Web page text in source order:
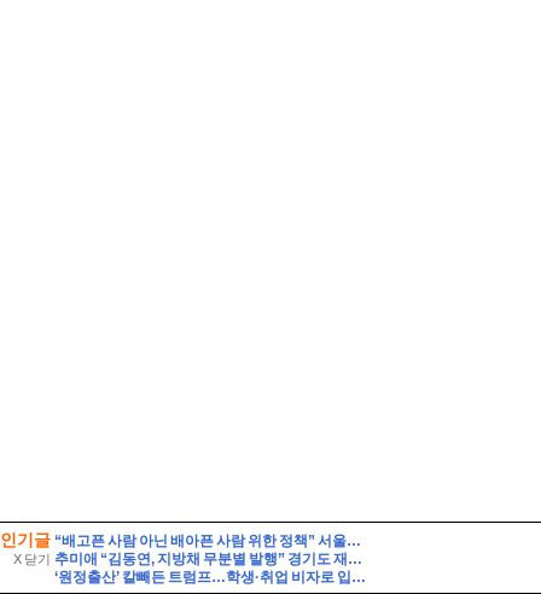
인기글
X 닫기
“배고픈 사람 아닌 배아픈 사람 위한 정책” 서울부동산토론회서 나온 말
추미애 “김동연, 지방채 무분별 발행” 경기도 재정 비상 선언
‘원정출산’ 칼빼든 트럼프…학생·취업 비자로 입국해도 해당